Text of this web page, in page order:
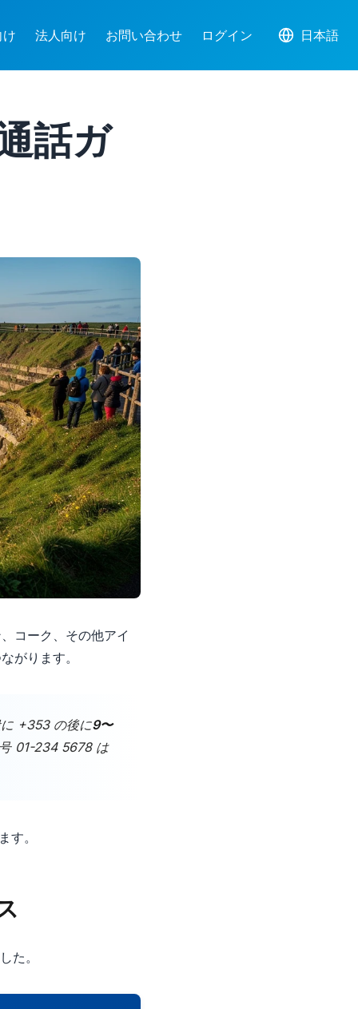
法人向け お問い合わせ ログイン 日本語
話ガ
コーク、その他アイ
がります。
+353 の後に9〜
01-234 5678 は
す。
た。